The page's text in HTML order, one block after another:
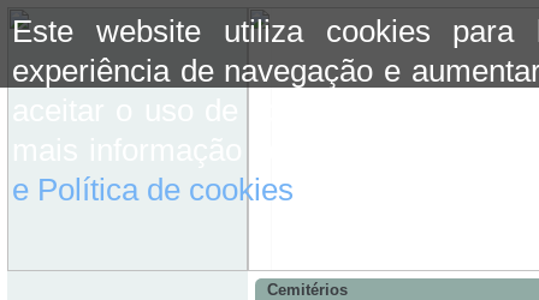
Este website utiliza cookies para
experiência de navegação e
e Política de cookies
Cemitérios